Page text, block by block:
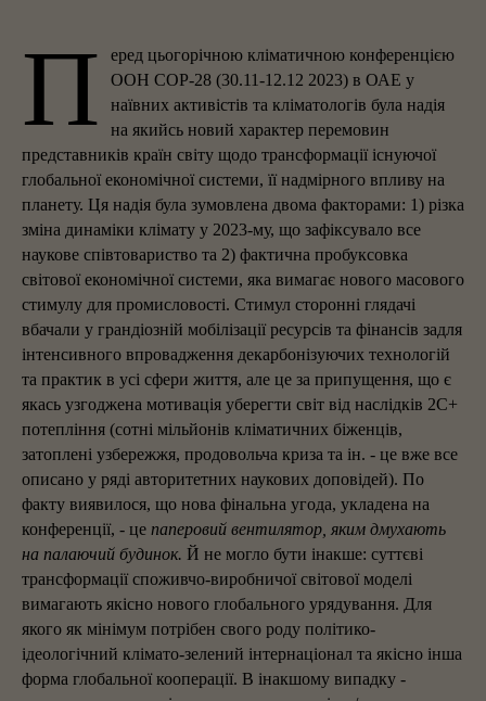
П
еред цьогорічною кліматичною конференцією
ООН СOP-28 (30.11-12.12 2023) в ОАЕ у
наївних активістів та кліматологів була надія
на якийсь новий характер перемовин
представників країн світу щодо трансформації існуючої
глобальної економічної системи, її надмірного впливу на
планету. Ця надія була зумовлена двома факторами: 1) різка
зміна динаміки клімату у 2023-му, що зафіксувало все
наукове співтовариство та 2) фактична пробуксовка
світової економічної системи, яка вимагає нового масового
стимулу для промисловості. Стимул сторонні глядачі
вбачали у грандіозній мобілізації ресурсів та фінансів задля
інтенсивного впровадження декарбонізуючих технологій
та практик в усі сфери життя, але це за припущення, що є
якась узгоджена мотивація уберегти світ від наслідків 2С+
потепління (сотні мільйонів кліматичних біженців,
затоплені узбережжя, продовольча криза та ін. - це вже все
описано у ряді авторитетних наукових доповідей). По
факту виявилося, що нова фінальна угода, укладена на
конференції, - це паперовий вентилятор , яким дмухають
на палаючий будинок. Й не могло бути інакше: суттєві
трансформації споживчо-виробничої світової моделі
вимагають якісно нового глобального урядування. Для
якого як мінімум потрібен свого роду політико-
ідеологічний клімато-зелений інтернаціонал та якісно інша
форма глобальної кооперації. В інакшому випадку -